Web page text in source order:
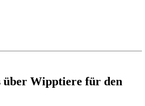
über Wipptiere für den